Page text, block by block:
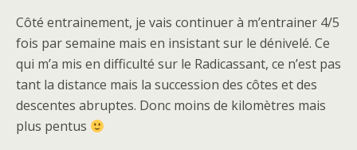
Côté entrainement, je vais continuer à m’entrainer 4/5
fois par semaine mais en insistant sur le dénivelé. Ce
qui m’a mis en difficulté sur le Radicassant, ce n’est pas
tant la distance mais la succession des côtes et des
descentes abruptes. Donc moins de kilomètres mais
plus pentus